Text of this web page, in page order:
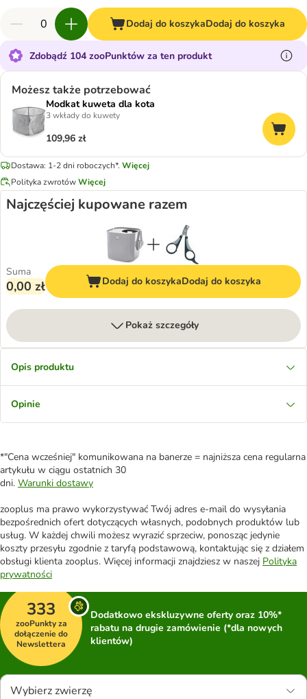
Dodaj do koszykaDodaj do koszyka
Zdobądź 104 zooPunktów za ten produkt
Możesz także potrzebować
Modkat kuweta dla kota
3 wkłady do kuwety
109,96 zł
Dostawa: 1-2 dni roboczych*. Więcej
Polityka zwrotówWięcej
Najczęściej kupowane razem
Suma
0,00 zł Dodaj do koszykaDodaj do koszyka
Pokaż szczegóły
Opis produktu
Opinie
*"Cena wcześniej" komunikowana na banerze = najniższa cena regularna
artykułu w ciągu ostatnich 30
dni. Warunki dostawy
zooplus ma prawo wykorzystywać Twój adres e-mail do wysyłania
bezpośrednich ofert dotyczących własnych, podobnych produktów lub
usług. W każdej chwili możesz wyrazić sprzeciw, ponosząc jedynie
koszty przesyłu zgodnie z taryfą podstawową, kontaktując się z działem
obsługi klienta zooplus. Więcej informacji znajdziesz w naszej Polityka
prywatności
333
zooPunkty za
dołączenie do
Newslettera
Dodatkowo ekskluzywne oferty oraz 10%*
rabatu na drugie zamówienie (*dla nowych
klientów)
Wybierz zwierzę